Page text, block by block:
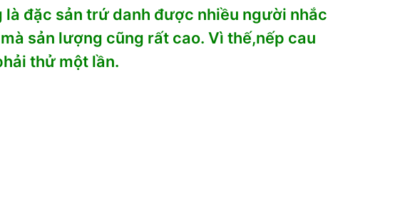
đặc sản trứ danh được nhiều người nhắc
sản lượng cũng rất cao. Vì thế,nếp cau
thử một lần.